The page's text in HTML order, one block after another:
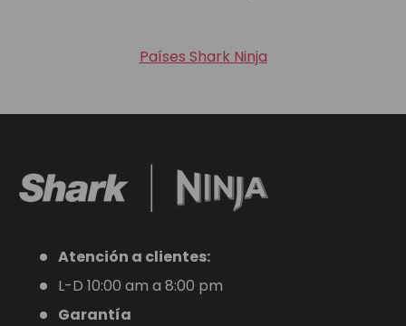
Países Shark Ninja
Atención a clientes:
L-D 10:00 am a 8:00 pm
Garantía